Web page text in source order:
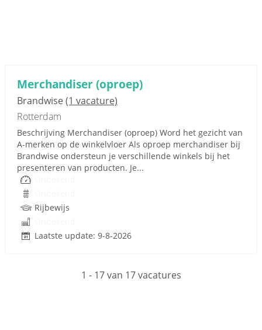
Merchandiser (oproep)
Brandwise(1 vacature)
Rotterdam
Beschrijving Merchandiser (oproep) Word het gezicht van
A‑merken op de winkelvloer Als oproep merchandiser bij
Brandwise ondersteun je verschillende winkels bij het
presenteren van producten. Je...
Rijbewijs
Laatste update: 9-8-2026
1 - 17 van 17 vacatures